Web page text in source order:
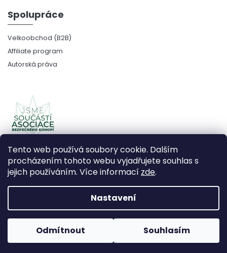
Tento web používá soubory cookie. Dalším
procházením tohoto webu vyjadřujete souhlas s
jejich používáním. Více informací zde.
Nastavení
Odmítnout Souhlasím
Spolupráce
Velkoobchod (B2B)
Affiliate program
Autorská práva
Vytvořil Shoptet Premium
Používámeověření věku Adulto Grafický návrh vytvořil a